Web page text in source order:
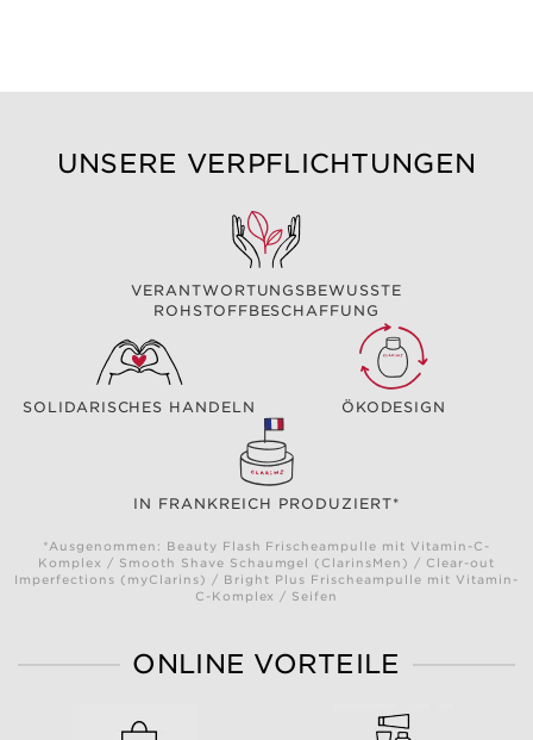
UNSERE VERPFLICHTUNGEN
VERANTWORTUNGSBEWUSSTE
ROHSTOFFBESCHAFFUNG
SOLIDARISCHES HANDELN ÖKODESIGN
IN FRANKREICH PRODUZIERT*
*Ausgenommen: Beauty Flash Frischeampulle mit Vitamin-C-
Komplex / Smooth Shave Schaumgel (ClarinsMen) / Clear-out
Imperfections (myClarins) / Bright Plus Frischeampulle mit Vitamin-
C-Komplex / Seifen
ONLINE VORTEILE